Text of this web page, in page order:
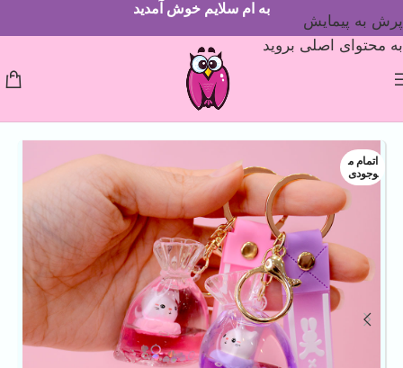
پرش به پیمایش
به محتوای اصلی بروید
به ام سلایم خوش آمدید
اتمام م
وجودی